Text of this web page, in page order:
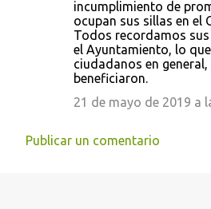
incumplimiento de
ocupan sus sillas en el
Todos recordamos
el Ayuntamiento, lo
ciudadanos en general,
beneficiaron.
21 de mayo de 2019 a
Publicar un comentario